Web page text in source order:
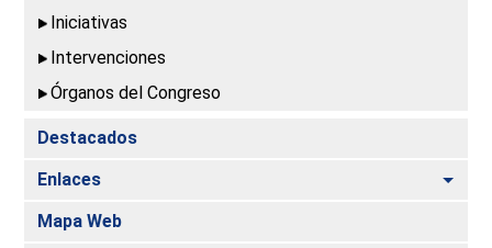
Iniciativas
Intervenciones
Órganos del Congreso
Destacados
Enlaces
Mapa Web